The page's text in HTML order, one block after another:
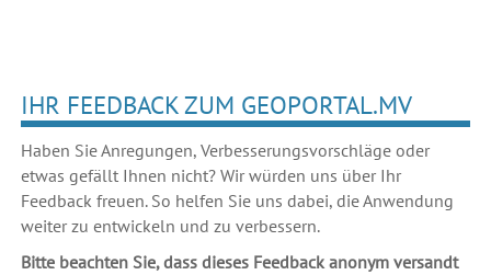
IHR FEEDBACK ZUM GEOPORTAL.MV
Haben Sie Anregungen, Verbesserungsvorschläge oder
etwas gefällt Ihnen nicht? Wir würden uns über Ihr
Feedback freuen. So helfen Sie uns dabei, die Anwendung
weiter zu entwickeln und zu verbessern.
Bitte beachten Sie, dass dieses Feedback anonym versandt